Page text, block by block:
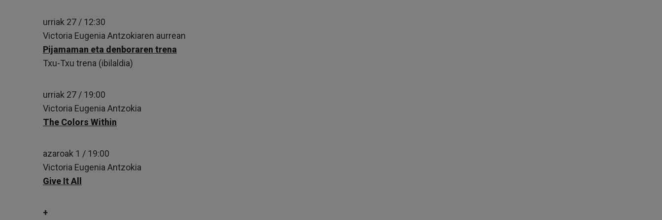
urriak 27 / 12:30
Victoria Eugenia Antzokiaren aurrean
Pijamaman eta denboraren trena
Txu-Txu trena (ibilaldia)
urriak 27 / 19:00
Victoria Eugenia Antzokia
The Colors Within
azaroak 1 / 19:00
Victoria Eugenia Antzokia
Give It All
+